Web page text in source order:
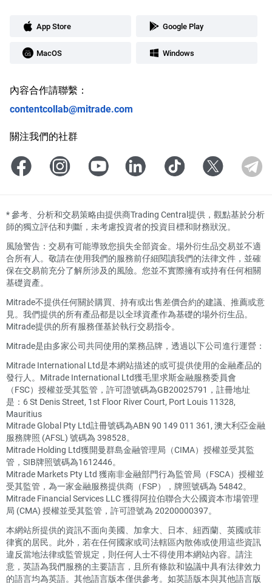
App Store Google Play
MacOS Windows
內容合作請聯繫：
contentcollab@mitrade.com
關注我們的社群
*參考、分析和交易策略由提供商Trading Central提供，觀點基於分析
師的獨立評估和判斷，未考慮投資者的投資目標和財務狀況。
風險警告：交易有可能導致您損失全部資金。場外衍生品交易並不適
合所有人。敬請在使用我們的服務前仔細閱讀我們的法律文件，並確
保在交易前充分了解所涉及的風險。您並不實際擁有或持有任何相關
基礎資產。
Mitrade不提供任何關於購買、持有或出售差價合約的建議、推薦或意
見。我們提供的所有產品都是以全球資產作為基礎的場外衍生品。
Mitrade提供的所有服務僅基於執行交易指令。
Mitrade是由多家公司共同使用的業務品牌，透過以下公司進行運營：
Mitrade International Ltd是本網站描述的或可提供使用的金融產品的
發行人。Mitrade International Ltd獲毛里求斯金融服務委員會
（FSC）授權並受其監管，許可證號碼為GB20025791，註冊地址
是：6 St Denis Street, 1st Floor River Court, Port Louis 11328,
Mauritius
Mitrade Global Pty Ltd註冊號碼為ABN 90 149 011 361, 澳大利亞金融
服務牌照 (AFSL) 號碼為 398528。
Mitrade Holding Ltd獲開曼群島金融管理局（CIMA）授權並受其監
管，SIB牌照號碼為1612446。
Mitrade Markets Pty Ltd 獲南非金融部門行為監管局（FSCA）授權並
受其監管，為一家金融服務提供商（FSP），牌照號碼為 54842。
Mitrade Financial Services LLC 獲得阿拉伯聯合大公國資本市場管理
局 (CMA) 授權並受其監管，許可證號為 20200000397。
本網站所提供的資訊不面向美國、加拿大、日本、紐西蘭、英國或菲
律賓的居民。此外，若在任何國家或司法轄區內散佈或使用這些資訊
違反當地法律或監管規定，則任何人士不得使用本網站內容。請注
意，英語為我們服務的主要語言，且所有條款和協議中具有法律效力
的語言均為英語。其他語言版本僅供參考。如英語版本與其他語言版